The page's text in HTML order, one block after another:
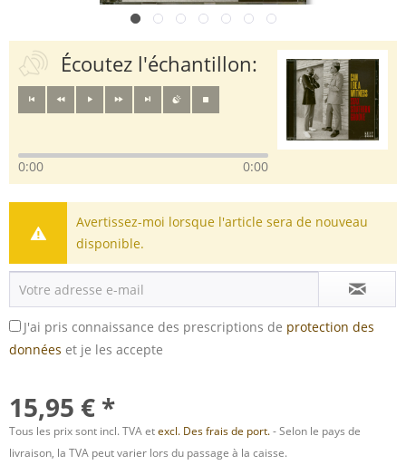
Écoutez l'échantillon:
0:00 0:00
Avertissez-moi lorsque l'article sera de nouveau
disponible.
J'ai pris connaissance des prescriptions de protection des
données et je les accepte
15,95 € *
Tous les prix sont incl. TVA etexcl. Des frais de port.- Selon le pays de
livraison, la TVA peut varier lors du passage à la caisse.